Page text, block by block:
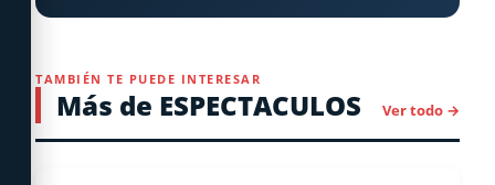
TAMBIÉN TE PUEDE INTERESAR
Más de ESPECTACULOS Ver todo →